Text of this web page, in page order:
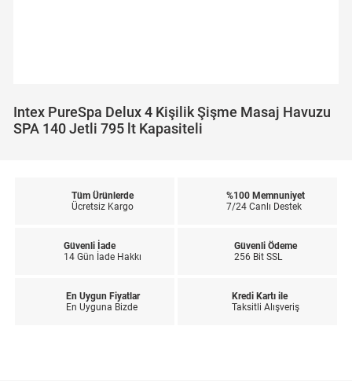
Intex PureSpa Delux 4 Kişilik Şişme Masaj Havuzu
SPA 140 Jetli 795 lt Kapasiteli
Tüm Ürünlerde
Ücretsiz Kargo
%100 Memnuniyet
7/24 Canlı Destek
Güvenli İade
14 Gün İade Hakkı
Güvenli Ödeme
256 Bit SSL
En Uygun Fiyatlar
En Uyguna Bizde
Kredi Kartı ile
Taksitli Alışveriş